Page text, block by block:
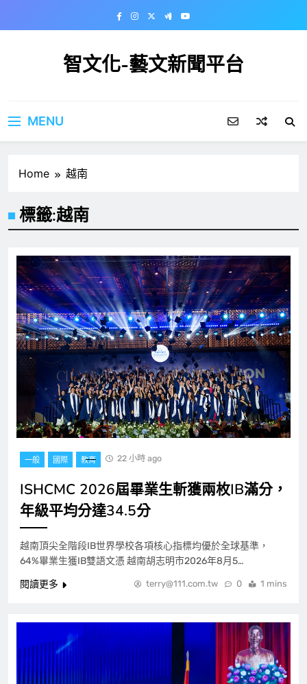
智文化-藝文新聞平台
MENU
Home 越南
標籤:越南
一般 國際 教育 22 小時 ago
ISHCMC 2026屆畢業生斬獲兩枚IB滿分，
年級平均分達34.5分
越南頂尖全階段IB世界學校各項核心指標均優於全球基準，
64%畢業生獲IB雙語文憑 越南胡志明市2026年8月5…
閱讀更多
terry@111.com.tw 0 1 mins